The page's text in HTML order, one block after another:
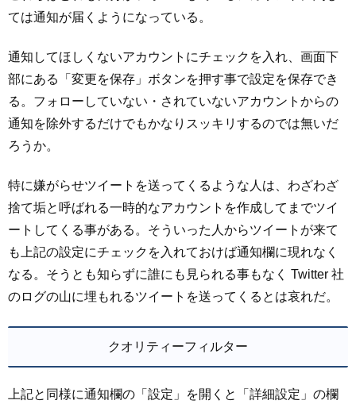
ては通知が届くようになっている。
通知してほしくないアカウントにチェックを入れ、画面下
部にある「変更を保存」ボタンを押す事で設定を保存でき
る。フォローしていない・されていないアカウントからの
通知を除外するだけでもかなりスッキリするのでは無いだ
ろうか。
特に嫌がらせツイートを送ってくるような人は、わざわざ
捨て垢と呼ばれる一時的なアカウントを作成してまでツイ
ートしてくる事がある。そういった人からツイートが来て
も上記の設定にチェックを入れておけば通知欄に現れなく
なる。そうとも知らずに誰にも見られる事もなく Twitter 社
のログの山に埋もれるツイートを送ってくるとは哀れだ。
クオリティーフィルター
上記と同様に通知欄の「設定」を開くと「詳細設定」の欄